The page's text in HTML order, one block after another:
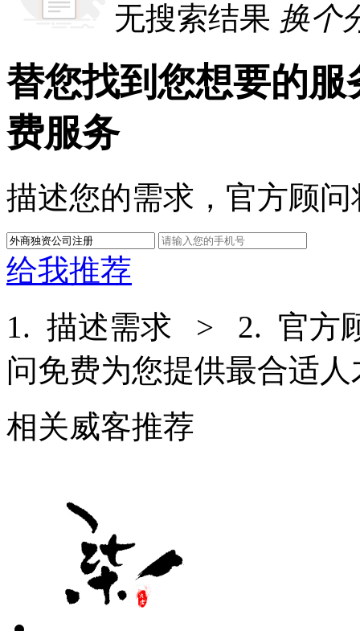
无搜索结果 换个
替您找到您想要的
费服务
描述您的需求，官方顾
给我推荐
1. 描述需求 > 2. 官方
问免费为您提供最合适
相关威客推荐